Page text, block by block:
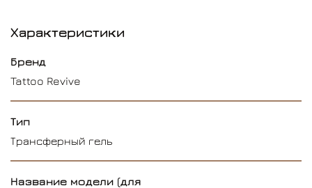
Характеристики
Бренд
Tattoo Revive
Тип
Трансферный гель
Название модели (для